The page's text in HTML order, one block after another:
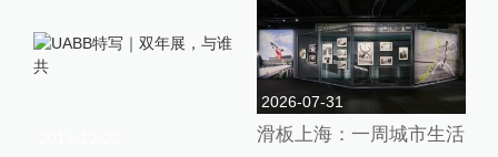
2026-07-31
滑板上海：一周城市生活